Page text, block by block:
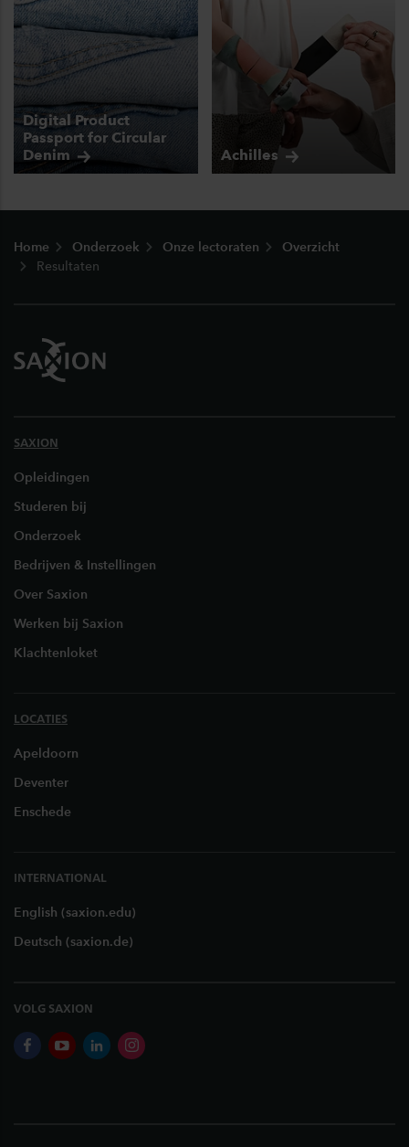
Digital Product
Passport for Circular
Denim
Achilles
Home Onderzoek Onze lectoraten
Overzicht
Resultaten
SAXION
Opleidingen
Studeren bij
Onderzoek
Bedrijven & Instellingen
Over Saxion
Werken bij Saxion
Klachtenloket
LOCATIES
Apeldoorn
Deventer
Enschede
INTERNATIONAL
English (saxion.edu)
Deutsch (saxion.de)
VOLG SAXION
facebookyoutubelinkedininstagram